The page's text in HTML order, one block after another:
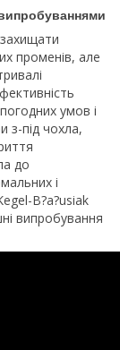
випробуваннями
променів, але
умов і
з-під чохла,
до
і
B?a?usiak
випробування